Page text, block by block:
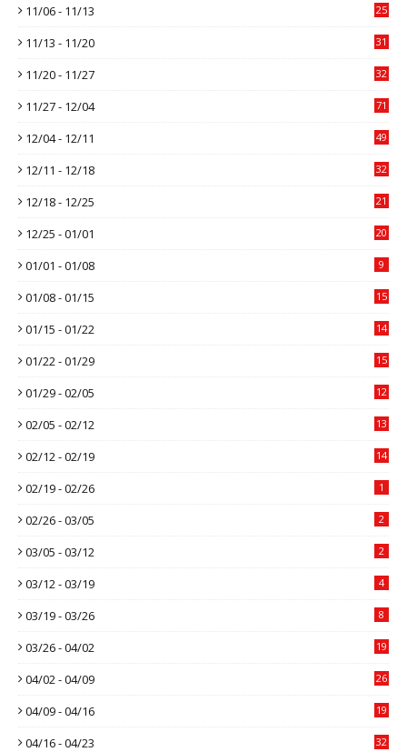
11/06 - 11/13 25
11/13 - 11/20 31
11/20 - 11/27 32
11/27 - 12/04 71
12/04 - 12/11 49
12/11 - 12/18 32
12/18 - 12/25 21
12/25 - 01/01 20
01/01 - 01/08 9
01/08 - 01/15 15
01/15 - 01/22 14
01/22 - 01/29 15
01/29 - 02/05 12
02/05 - 02/12 13
02/12 - 02/19 14
02/19 - 02/26 1
02/26 - 03/05 2
03/05 - 03/12 2
03/12 - 03/19 4
03/19 - 03/26 8
03/26 - 04/02 19
04/02 - 04/09 26
04/09 - 04/16 19
04/16 - 04/23 32